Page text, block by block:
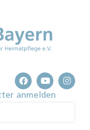
anmelden